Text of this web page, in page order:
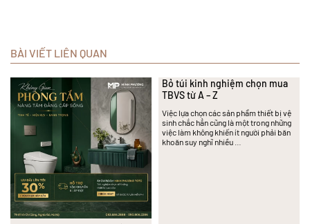
BÀI VIẾT LIÊN QUAN
Bỏ túi kinh nghiệm chọn mua
TBVS từ A – Z
Việc lựa chọn các sản phẩm thiết bị vệ
sinh chắc hẳn cũng là một trong những
việc làm không khiến ít người phải băn
khoăn suy nghĩ nhiều …